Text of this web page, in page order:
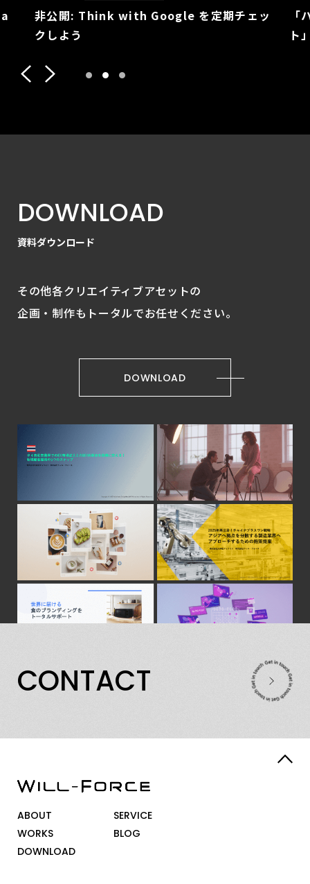
非公開: Think with Google を定期チェッ
クしよう
ト
DOWNLOAD
資料ダウンロー ド
その他各クリエイティブアセットの
企画・制作もトータルでお任せください。
DOWNLOAD
CONTACT
ABOUT
SERVICE
WORKS
BLOG
DOWNLOAD